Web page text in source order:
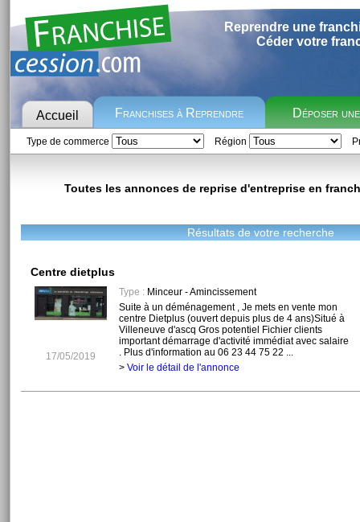
Reprendre une
Céder votre
Accueil Franchises à Reprendre Déposer
Type de commerce Région
Toutes les annonces de reprise d'entreprise en
Résultats de votre recherche
Centre dietplus
17/05/2019
Type :Minceur - Amincissement
Suite à un déménagement , Je mets en vente mon
centre Dietplus (ouvert depuis plus de 4 ans)Situé à
Villeneuve d'ascq Gros potentiel Fichier clients
important démarrage d'activité immédiat avec salaire
. Plus d'information au 06 23 44 75 22 ...
> Voir le détail de l'annonce